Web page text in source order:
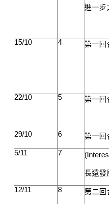
進一步
15/10 4 第一回
22/10 5 第一回
29/10 6 第一回
5/11 7
長遠發
12/11 8 第二回